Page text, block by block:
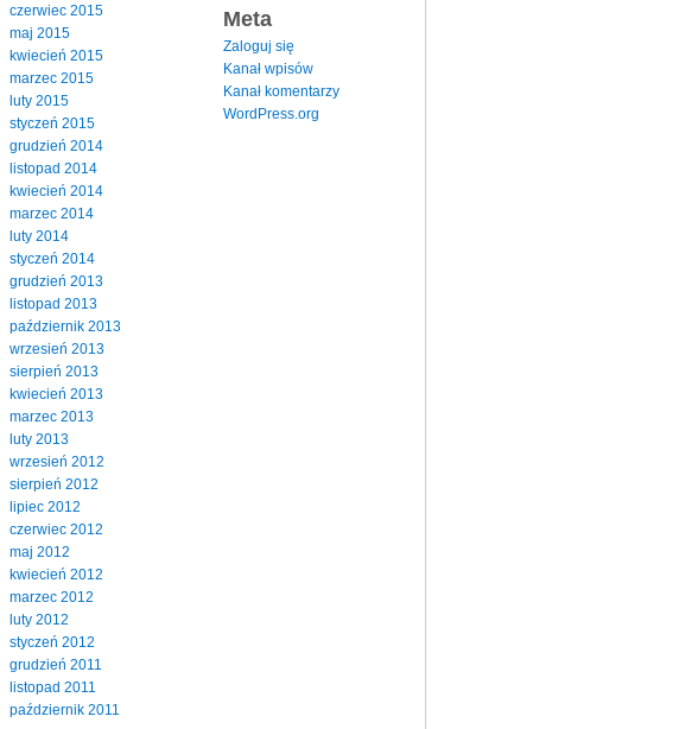
czerwiec 2015
maj 2015
kwiecień 2015
marzec 2015
luty 2015
styczeń 2015
grudzień 2014
listopad 2014
kwiecień 2014
marzec 2014
luty 2014
styczeń 2014
grudzień 2013
listopad 2013
październik 2013
wrzesień 2013
sierpień 2013
kwiecień 2013
marzec 2013
luty 2013
wrzesień 2012
sierpień 2012
lipiec 2012
czerwiec 2012
maj 2012
kwiecień 2012
marzec 2012
luty 2012
styczeń 2012
grudzień 2011
listopad 2011
październik 2011
Meta
Zaloguj się
Kanał wpisów
Kanał komentarzy
WordPress.org